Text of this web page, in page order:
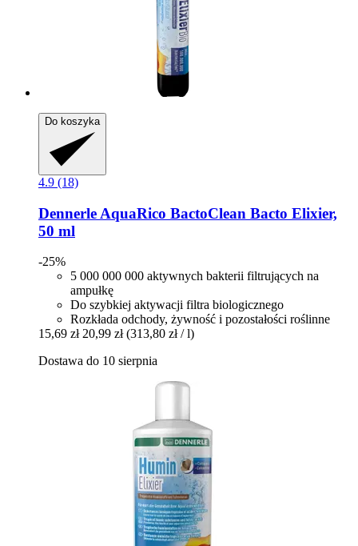
Do koszyka
4.9 (18)
Dennerle AquaRico BactoClean Bacto Elixier,
50 ml
-25%
5 000 000 000 aktywnych bakterii filtrujących na
ampułkę
Do szybkiej aktywacji filtra biologicznego
Rozkłada odchody, żywność i pozostałości roślinne
15,69 zł 20,99 zł (313,80 zł / l)
Dostawa do 10 sierpnia